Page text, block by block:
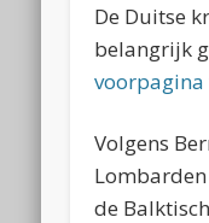
De Duitse
belangrijk
Volgens
de